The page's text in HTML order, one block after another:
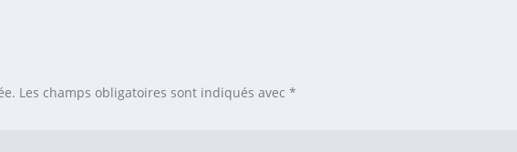
Les champs obligatoires sont indiqués avec*